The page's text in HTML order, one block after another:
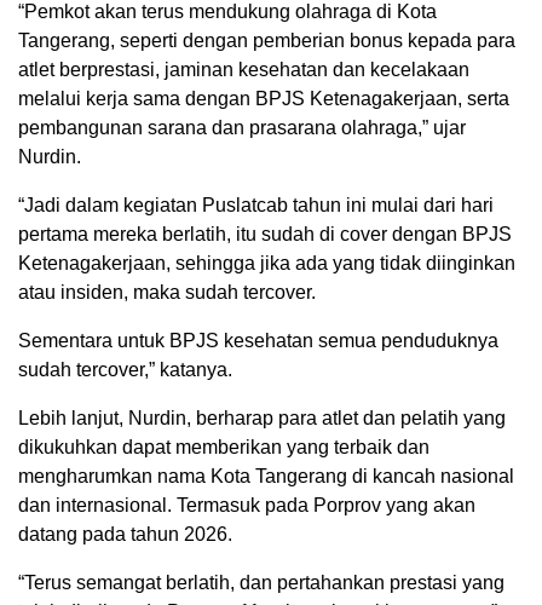
“Pemkot akan terus mendukung olahraga di Kota
Tangerang, seperti dengan pemberian bonus kepada para
atlet berprestasi, jaminan kesehatan dan kecelakaan
melalui kerja sama dengan BPJS Ketenagakerjaan, serta
pembangunan sarana dan prasarana olahraga,” ujar
Nurdin.
“Jadi dalam kegiatan Puslatcab tahun ini mulai dari hari
pertama mereka berlatih, itu sudah di cover dengan BPJS
Ketenagakerjaan, sehingga jika ada yang tidak diinginkan
atau insiden, maka sudah tercover.
Sementara untuk BPJS kesehatan semua penduduknya
sudah tercover,” katanya.
Lebih lanjut, Nurdin, berharap para atlet dan pelatih yang
dikukuhkan dapat memberikan yang terbaik dan
mengharumkan nama Kota Tangerang di kancah nasional
dan internasional. Termasuk pada Porprov yang akan
datang pada tahun 2026.
“Terus semangat berlatih, dan pertahankan prestasi yang